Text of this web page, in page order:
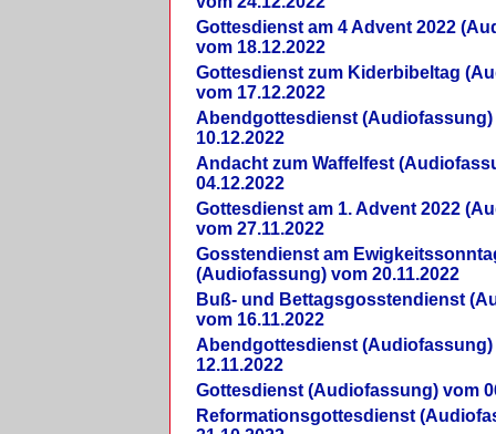
Gottesdienst am 4 Advent 2022
vom 18.12.2022
Gottesdienst zum Kiderbibeltag
vom 17.12.2022
Abendgottesdienst (Audiofassung)
10.12.2022
Andacht zum Waffelfest
04.12.2022
Gottesdienst am 1. Advent 2022
vom 27.11.2022
Gosstendienst am
(Audiofassung) vom 20.11.2022
Buß- und Bettagsgosstendienst
vom 16.11.2022
Abendgottesdienst (Audiofassung)
12.11.2022
Gottesdienst (Audiofassung) vom
Reformationsgottesdienst